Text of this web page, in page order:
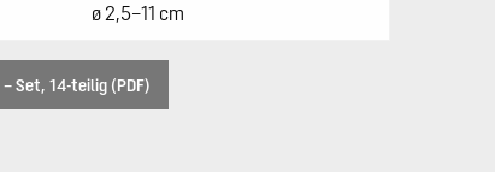
ø 2,5–11 cm
Set, 14-teilig (PDF)